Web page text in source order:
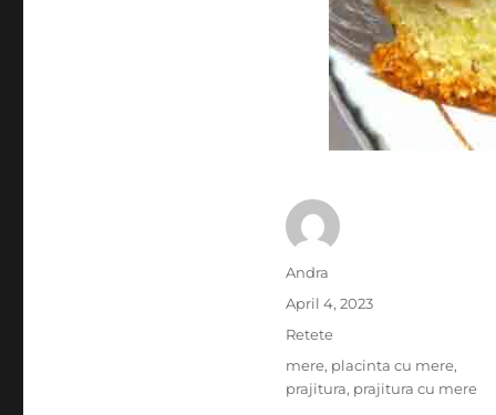
Author
Andra
Posted
April 4, 2023
Categories
Retete
Tags
mere, placinta cu mere,
prajitura, prajitura cu mere